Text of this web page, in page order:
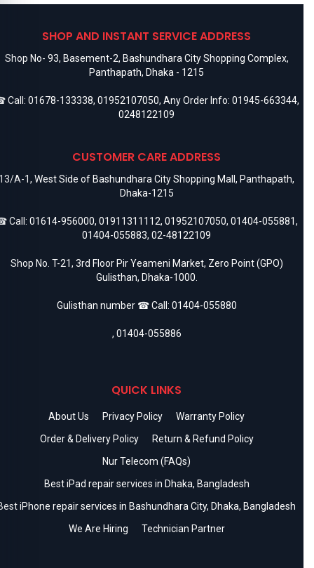
SHOP AND INSTANT SERVICE ADDRESS
Shop No- 93, Basement-2, Bashundhara City Shopping Complex,
Panthapath, Dhaka - 1215
Call: 01678-133338, 01952107050, Any Order Info: 01945-663344,
0248122109
CUSTOMER CARE ADDRESS
A-1, West Side of Bashundhara City Shopping Mall, Panthapath,
Dhaka-1215
Call: 01614-956000, 01911311112, 01952107050, 01404-055881,
01404-055883, 02-48122109
Shop No. T-21, 3rd Floor Pir Yeameni Market, Zero Point (GPO)
Gulisthan, Dhaka-1000.
Gulisthan number ☎ Call: 01404-055880
, 01404-055886
QUICK LINKS
About Us Privacy Policy
Warranty Policy
Order & Delivery Policy
Return & Refund Policy
Nur Telecom (FAQs)
Best iPad repair services in Dhaka, Bangladesh
iPhone repair services in Bashundhara City, Dhaka, Bangladesh
We Are Hiring
Technician Partner